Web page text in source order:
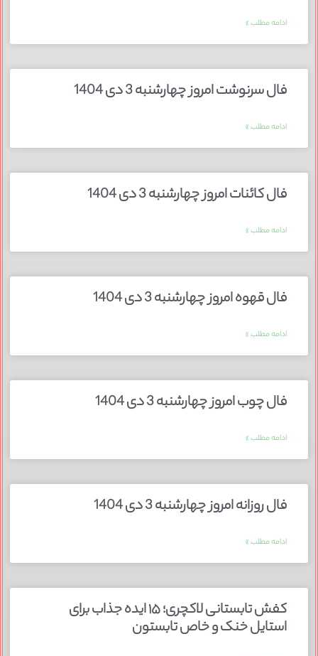
ادامه مطلب »
فال سرنوشت امروز چهارشنبه 3 دی 1404
ادامه مطلب »
فال کائنات امروز چهارشنبه 3 دی 1404
ادامه مطلب »
فال قهوه امروز چهارشنبه 3 دی 1404
ادامه مطلب »
فال چوب امروز چهارشنبه 3 دی 1404
ادامه مطلب »
فال روزانه امروز چهارشنبه 3 دی 1404
ادامه مطلب »
کفش تابستانی لاکچری؛ ۱۵ ایده‌ جذاب برای
استایل خنک و خاص تابستون